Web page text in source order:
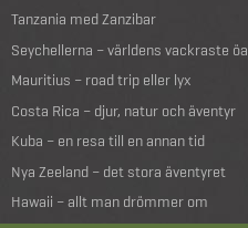
Tanzania med Zanzibar
Seychellerna – världens vackraste
Mauritius – road trip eller lyx
Costa Rica – djur, natur och äventyr
Kuba – en resa till en annan tid
Nya Zeeland – det stora äventyret
Hawaii – allt man drömmer om